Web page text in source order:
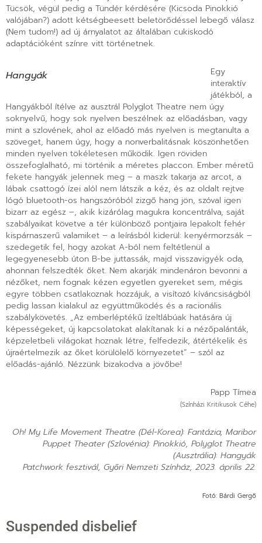
Tücsök, végül pedig a Tündér kérdésére (Kicsoda Pinokkió
valójában?) adott kétségbeesett beletörődéssel lebegő válasz
(Nem tudom!) ad új árnyalatot az általában cukiskodó
adaptációként színre vitt történetnek.
Hangyák
Egy
interaktív
játékból, a
Hangyákból ítélve az ausztrál Polyglot Theatre nem úgy
soknyelvű, hogy sok nyelven beszélnek az előadásban, vagy
mint a szlovének, ahol az előadó más nyelven is megtanulta a
szöveget, hanem úgy, hogy a nonverbalitásnak köszönhetően
minden nyelven tökéletesen működik. Igen röviden
összefoglalható, mi történik a méretes placcon. Ember méretű
fekete hangyák jelennek meg – a maszk takarja az arcot, a
lábak csattogó ízei alól nem látszik a kéz, és az oldalt rejtve
lógó bluetooth-os hangszóróból zizgő hang jön, szóval igen
bizarr az egész –, akik kizárólag magukra koncentrálva, saját
szabályaikat követve a tér különböző pontjaira lepakolt fehér
kispárnaszerű valamiket – a leírásból kiderül: kenyérmorzsák –
szedegetik fel, hogy azokat A-ból nem feltétlenül a
legegyenesebb úton B-be juttassák, majd visszavigyék oda,
ahonnan felszedték őket. Nem akarják mindenáron bevonni a
nézőket, nem fognak kézen egyetlen gyereket sem, mégis
egyre többen csatlakoznak hozzájuk, a visítozó kíváncsiságból
pedig lassan kialakul az együttműködés és a racionális
szabálykövetés. „Az emberléptékű ízeltlábúak hatására új
képességeket, új kapcsolatokat alakítanak ki a nézőpalánták,
képzeletbeli világokat hoznak létre, felfedezik, átértékelik és
újraértelmezik az őket körülölelő környezetet” – szól az
előadás-ajánló. Nézzünk bizakodva a jövőbe!
Papp Tímea
(Színházi Kritikusok Céhe)
Oh! My Life Movement Theatre (Dél-Korea): Fantázia, Maribor
Puppet Theater (Szlovénia): Pinokkió, Polyglot Theatre
(Ausztrália): Hangyák
Patchwork fesztivál, Győri Nemzeti Színház, 2023. április 22.
Fotó: Bárdi Gergő
Suspended disbelief